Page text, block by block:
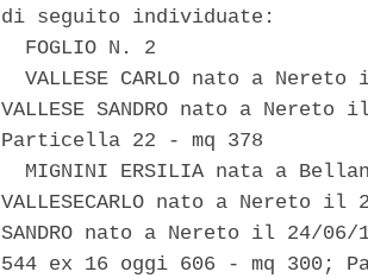
di seguito individuate:
  FOGLIO N. 2
VALLESE CARLO nato a Nereto
VALLESE SANDRO nato a
Particella 22 - mq 378
MIGNINI ERSILIA nata a
VALLESECARLO nato a Nereto
SANDRO nato a Nereto il 24/
544 ex 16 oggi 606 - mq 300;